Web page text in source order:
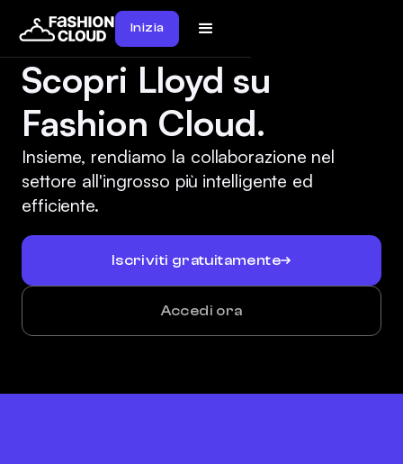
Inizia
Scopri Lloyd su
Fashion Cloud.
Insieme, rendiamo la collaborazione nel
settore all'ingrosso più intelligente ed
efficiente.
Iscriviti gratuitamente
Accedi ora